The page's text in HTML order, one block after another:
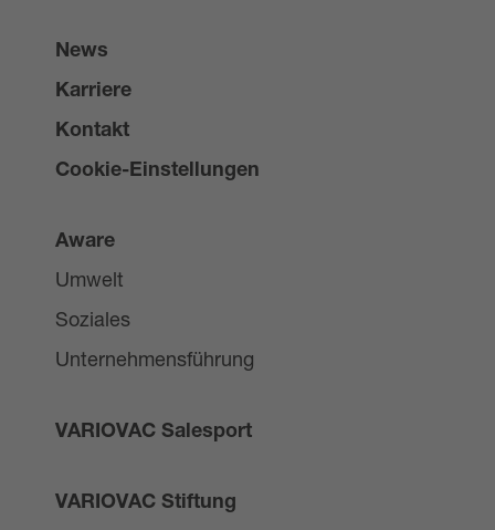
News
Karriere
Kontakt
Cookie-Einstellungen
Aware
Umwelt
Soziales
Unternehmensführung
VARIOVAC Salesport
VARIOVAC Stiftung